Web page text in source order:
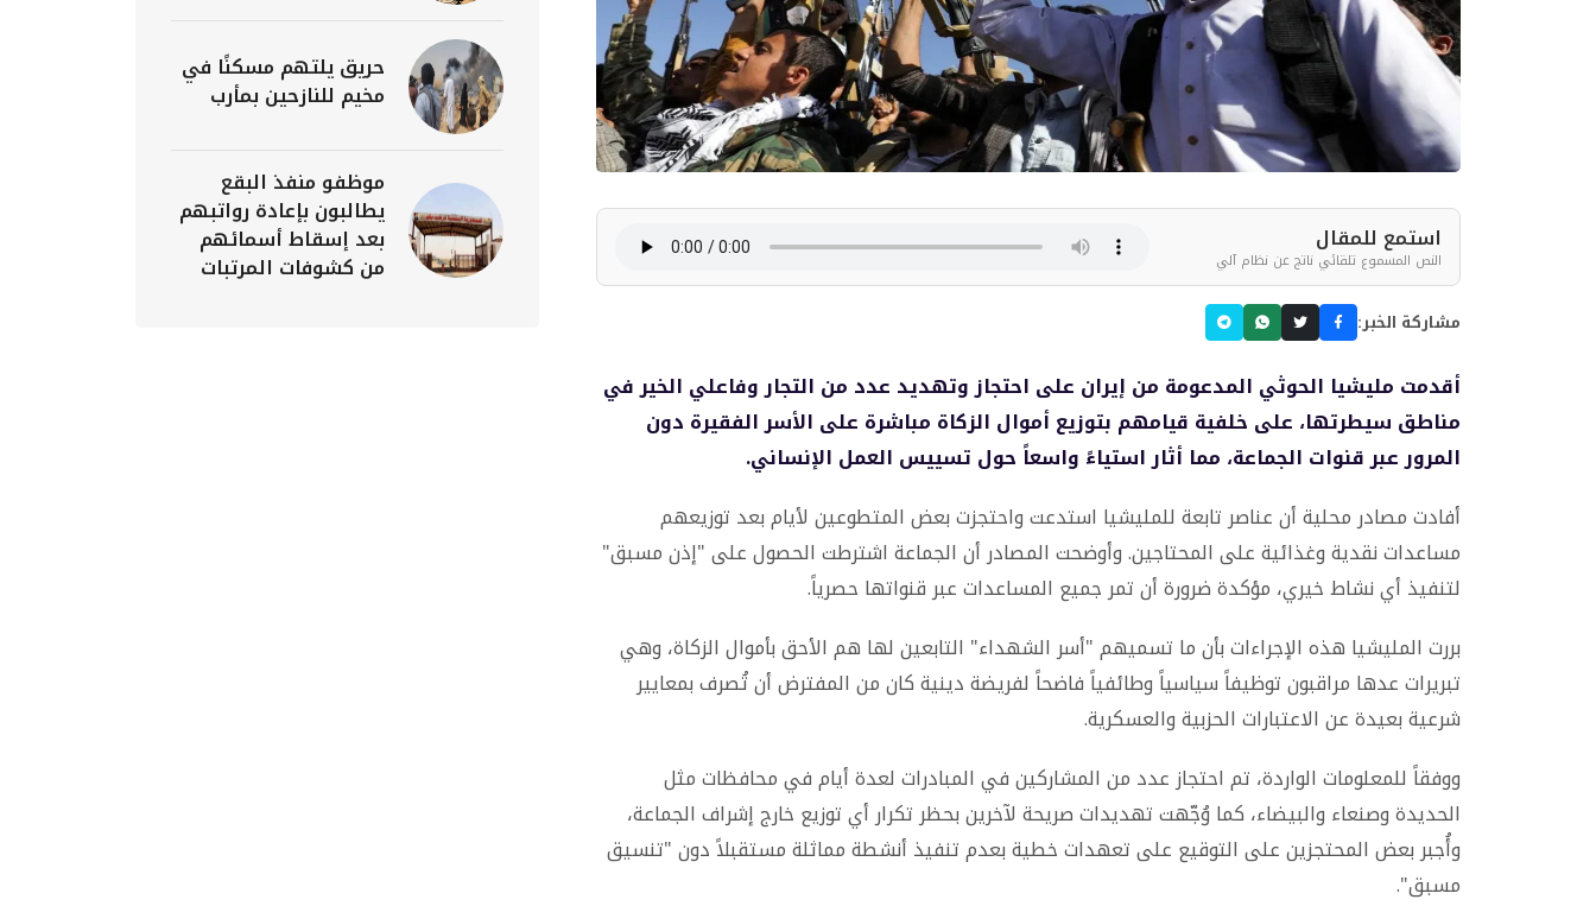
استمع للمقال
النص المسموع تلقائي ناتج عن نظام آلي
مشاركة الخبر:
أقدمت مليشيا الحوثي المدعومة من إيران على احتجاز وتهديد عدد من التجار وفاعلي الخير في
مناطق سيطرتها، على خلفية قيامهم بتوزيع أموال الزكاة مباشرة على الأسر الفقيرة دون
المرور عبر قنوات الجماعة، مما أثار استياءً واسعاً حول تسييس العمل الإنساني.
أفادت مصادر محلية أن عناصر تابعة للمليشيا استدعت واحتجزت بعض المتطوعين لأيام بعد توزيعهم
مساعدات نقدية وغذائية على المحتاجين. وأوضحت المصادر أن الجماعة اشترطت الحصول على "إذن مسبق"
لتنفيذ أي نشاط خيري، مؤكدة ضرورة أن تمر جميع المساعدات عبر قنواتها حصرياً.
بررت المليشيا هذه الإجراءات بأن ما تسميهم "أسر الشهداء" التابعين لها هم الأحق بأموال الزكاة، وهي
تبريرات عدها مراقبون توظيفاً سياسياً وطائفياً فاضحاً لفريضة دينية كان من المفترض أن تُصرف بمعايير
شرعية بعيدة عن الاعتبارات الحزبية والعسكرية.
ووفقاً للمعلومات الواردة، تم احتجاز عدد من المشاركين في المبادرات لعدة أيام في محافظات مثل
الحديدة وصنعاء والبيضاء، كما وُجّهت تهديدات صريحة لآخرين بحظر تكرار أي توزيع خارج إشراف الجماعة،
وأُجبر بعض المحتجزين على التوقيع على تعهدات خطية بعدم تنفيذ أنشطة مماثلة مستقبلاً دون "تنسيق
مسبق".
حريق يلتهم مسكنًا في
مخيم للنازحين بمأرب
موظفو منفذ البقع
يطالبون بإعادة رواتبهم
بعد إسقاط أسمائهم
من كشوفات المرتبات